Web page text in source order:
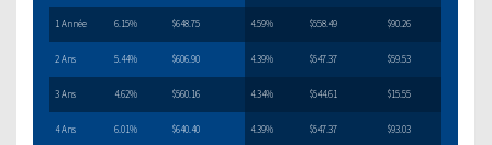
1 Année 6.15% $648.75 4.59% $558.49 $90.26
2 Ans 5.44% $606.90 4.39% $547.37 $59.53
3 Ans 4.62% $560.16 4.34% $544.61 $15.55
4 Ans 6.01% $640.40 4.39% $547.37 $93.03